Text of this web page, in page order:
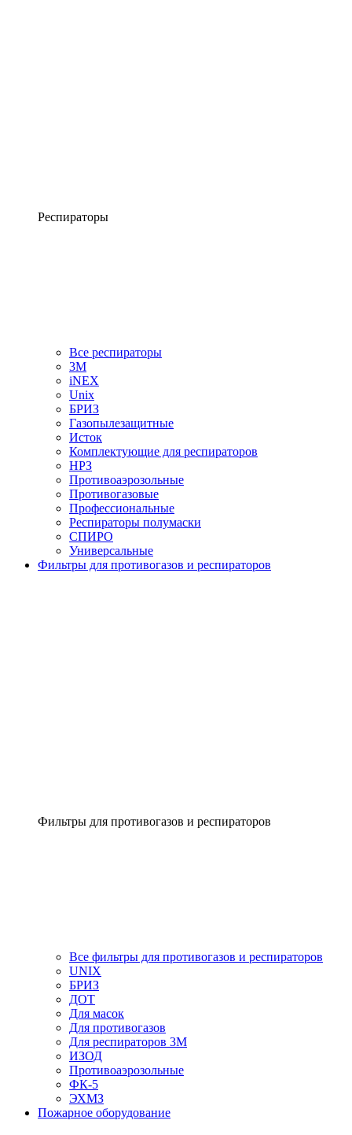
Респираторы
Все респираторы
3М
iNEX
Unix
БРИЗ
Газопылезащитные
Исток
Комплектующие для респираторов
НРЗ
Противоаэрозольные
Противогазовые
Профессиональные
Респираторы полумаски
СПИРО
Универсальные
Фильтры для противогазов и респираторов
Фильтры для противогазов и респираторов
Все фильтры для противогазов и респираторов
UNIX
БРИЗ
ДОТ
Для масок
Для противогазов
Для респираторов 3М
ИЗОД
Противоаэрозольные
ФК-5
ЭХМЗ
Пожарное оборудование